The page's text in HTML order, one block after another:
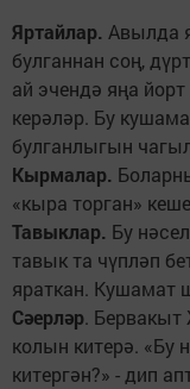
Яртайлар. Авылда
булганнан соң,
ай эчендә яңа
керәләр. Бу
булганлыгын
Кырмалар.
«кыра торган»
Тавыклар. Бу
тавык та чүпләп
яраткан. Кушамат
Сәерләр.
колын китерә. «Бу
китергән?» - дип